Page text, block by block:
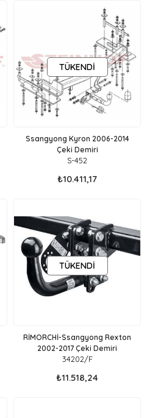
TÜKENDI
Ssangyong Kyron 2006-2014
Çeki Demiri
S-452
₺10.411,17
TÜKENDI
RİMORCHİ-Ssangyong Rexton
2002-2017 Çeki Demiri
34202/F
₺11.518,24